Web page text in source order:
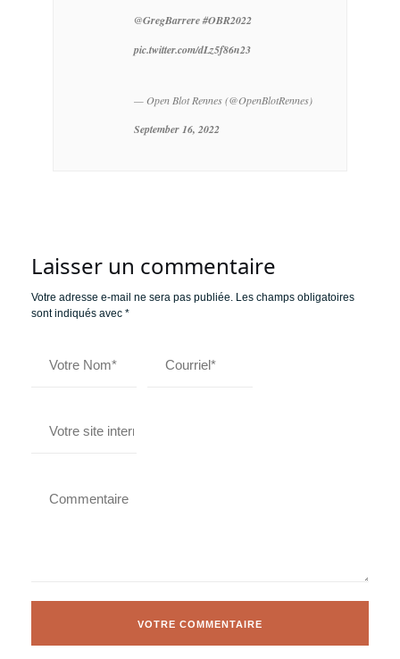
@GregBarrere#OBR2022
pic.twitter.com/dLz5f86n23
— Open Blot Rennes (@OpenBlotRennes)
September 16, 2022
Laisser un commentaire
Votre adresse e-mail ne sera pas publiée. Les champs obligatoires
sont indiqués avec *